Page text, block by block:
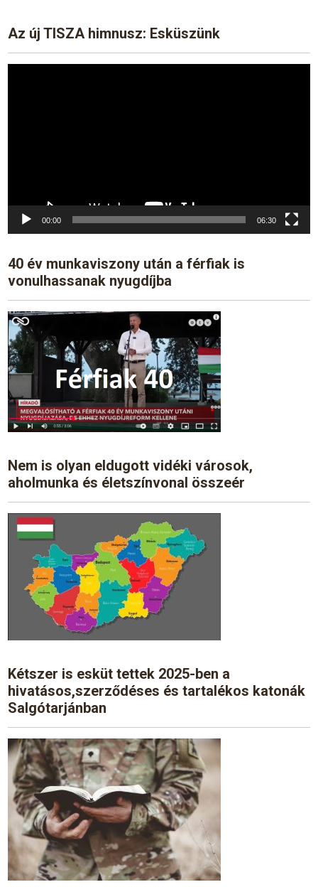
Az új TISZA himnusz: Esküszünk
00:00 06:30
40 év munkaviszony után a férfiak is
vonulhassanak nyugdíjba
Nem is olyan eldugott vidéki városok,
aholmunka és életszínvonal összeér
Kétszer is esküt tettek 2025-ben a
hivatásos,szerződéses és tartalékos katonák
Salgótarjánban